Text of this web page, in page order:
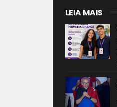
LEIA MAIS